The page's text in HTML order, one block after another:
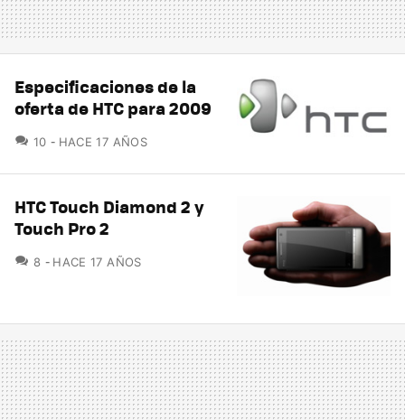
Especificaciones de la
oferta de HTC para 2009
10 COMENTARIOS
HACE 17 AÑOS
HTC Touch Diamond 2 y
Touch Pro 2
8 COMENTARIOS
HACE 17 AÑOS